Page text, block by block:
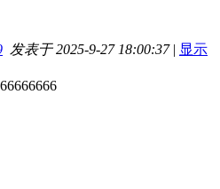
发表于 2025-9-27 18:00:37 | 显示